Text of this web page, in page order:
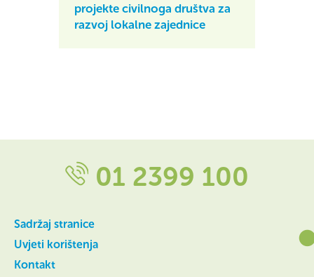
projekte civilnoga društva za
razvoj lokalne zajednice
01 2399 100
Sadržaj stranice
Uvjeti korištenja
Kontakt